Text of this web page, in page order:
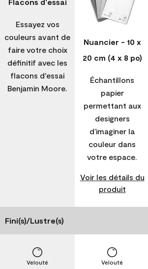
Essayez vos
couleurs avant de
faire votre choix
définitif avec les
flacons d'essai
Benjamin Moore.
Nuancier - 10 x
20 cm (4 x 8 po)
Échantillons
papier
permettant aux
designers
d’imaginer la
couleur dans
votre espace.
Voir les détails du
produit
Fini(s)/Lustre(s)
Velouté Velouté